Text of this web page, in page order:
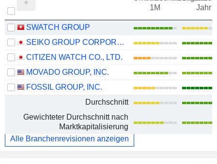
1M
Jahr
SWATCH GROUP
SEIKO GROUP CORPORATION
CITIZEN WATCH CO., LTD.
MOVADO GROUP, INC.
FOSSIL GROUP, INC.
Durchschnitt
Gewichteter Durchschnitt nach
Marktkapitalisierung
Alle Branchenrevisionen anzeigen